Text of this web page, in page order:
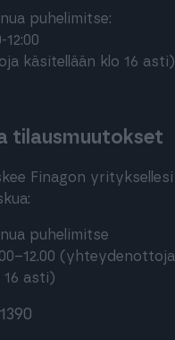
puhelimitse:
12:00
käsitellään klo 16 asti)
tilausmuutokset
Finagon yrityksellesi
puhelimitse
(yhteydenottoja
16 asti)